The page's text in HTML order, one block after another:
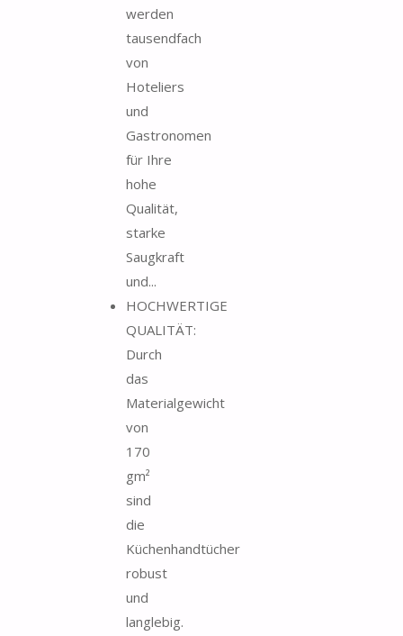
werden
tausendfach
von
Hoteliers
und
Gastronomen
für Ihre
hohe
Qualität,
starke
Saugkraft
und...
HOCHWERTIGE
QUALITÄT:
Durch
das
Materialgewicht
von
170
gm²
sind
die
Küchenhandtücher
robust
und
langlebig.